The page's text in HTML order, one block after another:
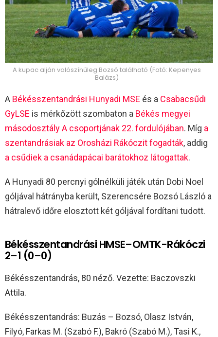
A kupac alján valószínűleg Bozsó található (Fotó: Kepenyes
Balázs)
A Békésszentandrási Hunyadi MSE és a Csabacsűdi
GyLSE is mérkőzött szombaton a Békés megyei
másodosztály A csoportjának 22. fordulójában. Míg a
szentandrásiak az Orosházi Rákóczit fogadták, addig
a csűdiek a csanádapácai barátokhoz látogattak.
A Hunyadi 80 percnyi gólnélküli játék után Dobi Noel
góljával hátrányba került, Szerencsére Bozsó László a
hátralevő időre elosztott két góljával fordítani tudott.
Békésszentandrási HMSE–OMTK-Rákóczi
2–1 (0–0)
Békésszentandrás, 80 néző. Vezette: Baczovszki
Attila.
Békésszentandrás: Buzás – Bozsó, Olasz István,
Filyó, Farkas M. (Szabó F.), Bakró (Szabó M.), Tasi K.,